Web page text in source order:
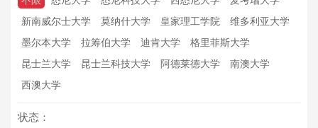
新南威尔士大学
莫纳什大学 皇家理工学院
维多利亚大学
墨尔本大学
拉筹伯大学 迪肯大学
格里菲斯大学
昆士兰大学
昆士兰科技大学 阿德莱德大学
南澳大学
西澳大学
状态：